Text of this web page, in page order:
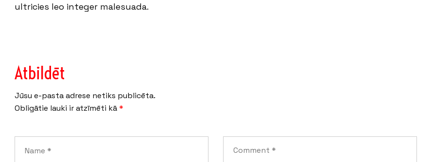
ultricies leo integer malesuada.
Atbildēt
Jūsu e-pasta adrese netiks publicēta.
Obligātie lauki ir atzīmēti kā*